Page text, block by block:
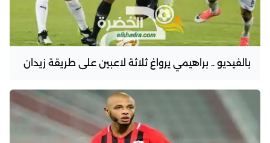
بالفيديو .. براهيمي يرواغ ثلاثة لاعبين على طريقة زيدان